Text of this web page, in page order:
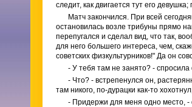
следит, как двигается тут его
Матч закончился. При всей
остановилась возле трибуны прямо
перепугался и сделал вид, что так,
для него большего интереса, чем,
советских физкультурников!" Да он
- У тебя там не занято? -
- Что? - встрепенулся он,
там никого, по-дурацки как-то
- Придержи для меня одно место, -